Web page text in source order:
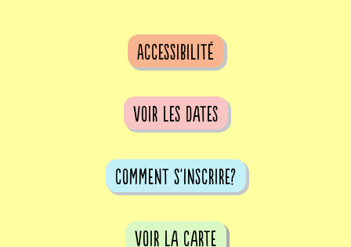
Accessibilité
voir les dates
comment s'inscrire?
voir la carte